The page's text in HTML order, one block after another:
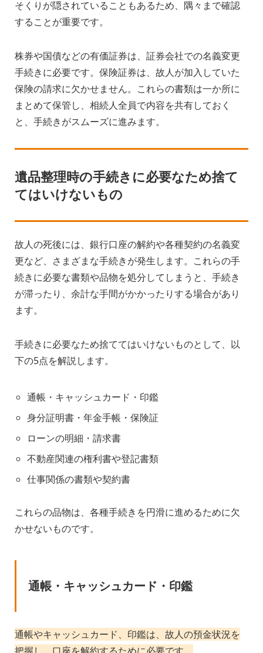
そくりが隠されていることもあるため、隅々まで確認
することが重要です。
株券や国債などの有価証券は、証券会社での名義変更
手続きに必要です。保険証券は、故人が加入していた
保険の請求に欠かせません。これらの書類は一か所に
まとめて保管し、相続人全員で内容を共有しておく
と、手続きがスムーズに進みます。
遺品整理時の手続きに必要なため捨て
てはいけないもの
故人の死後には、銀行口座の解約や各種契約の名義変
更など、さまざまな手続きが発生します。これらの手
続きに必要な書類や品物を処分してしまうと、手続き
が滞ったり、余計な手間がかかったりする場合があり
ます。
手続きに必要なため捨ててはいけないものとして、以
下の5点を解説します。
通帳・キャッシュカード・印鑑
身分証明書・年金手帳・保険証
ローンの明細・請求書
不動産関連の権利書や登記書類
仕事関係の書類や契約書
これらの品物は、各種手続きを円滑に進めるために欠
かせないものです。
通帳・キャッシュカード・印鑑
通帳やキャッシュカード、印鑑は、故人の預金状況を